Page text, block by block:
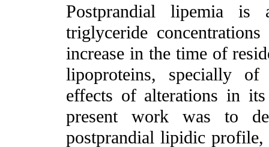
Postprandial lipemia is
triglyceride
increase in the time of
lipoproteins, specially
effects of alterations in
present work was to
postprandial lipidic